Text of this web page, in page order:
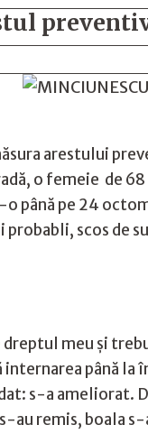
arestului
o femeie de 68
până pe 24
probabli, scos
meu și
până la
s-a ameliorat.
au remis,